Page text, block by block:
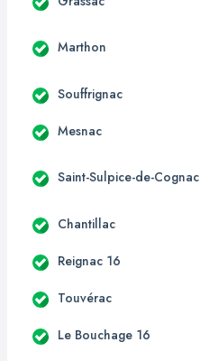
Marthon
Souffrignac
Mesnac
Saint-Sulpice-de-Cognac
Chantillac
Reignac 16
Touvérac
Le Bouchage 16